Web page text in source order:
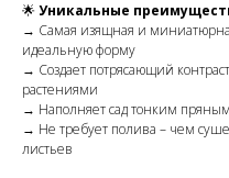
🌟Уникальные
→ Самая изящная и
идеальную форму
→ Создает потрясающий
растениями
→ Наполняет сад тонким
→ Не требует полива – чем
листьев